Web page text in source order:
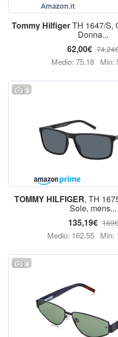
Tommy HilfigerTH 1647/S,
Donna...
62,00€
Medio: 75,18 Min:
3
TOMMY HILFIGER, TH
Sole, mens...
135,19€ 169€
Medio: 162,55 Min:
4